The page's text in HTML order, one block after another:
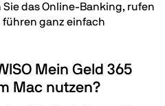
das Online-Banking, rufen
führen ganz einfach
Mein Geld 365
Mac nutzen?